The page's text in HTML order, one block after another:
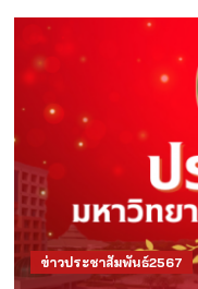
ข่าวประชาสัมพันธ์2567